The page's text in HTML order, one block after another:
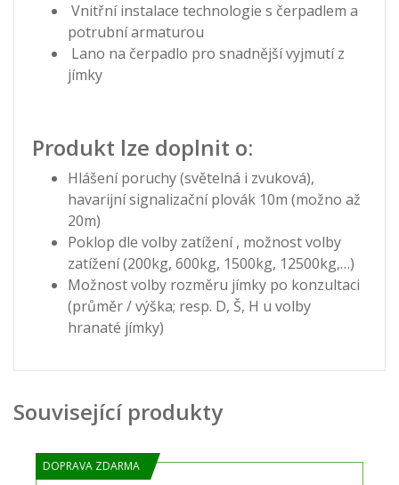
Vnitřní instalace technologie s čerpadlem a
potrubní armaturou
Lano na čerpadlo pro snadnější vyjmutí z
jímky
Produkt lze doplnit o:
Hlášení poruchy (světelná i zvuková),
havarijní signalizační plovák 10m (možno až
20m)
Poklop dle volby zatížení , možnost volby
zatížení (200kg, 600kg, 1500kg, 12500kg,…)
Možnost volby rozměru jímky po konzultaci
(průměr / výška; resp. D, Š, H u volby
hranaté jímky)
Související produkty
DOPRAVA ZDARMA